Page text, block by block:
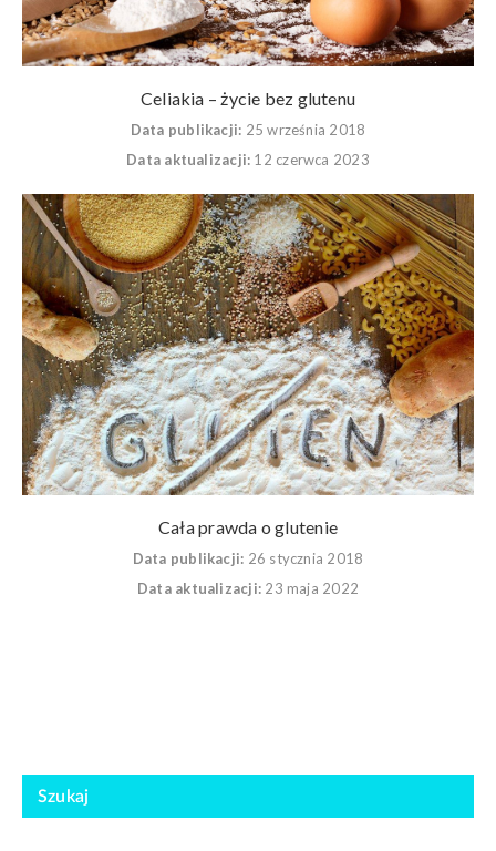
Celiakia – życie bez glutenu
Data publikacji: 25 września 2018
Data aktualizacji: 12 czerwca 2023
Cała prawda o glutenie
Data publikacji: 26 stycznia 2018
Data aktualizacji: 23 maja 2022
Szukaj